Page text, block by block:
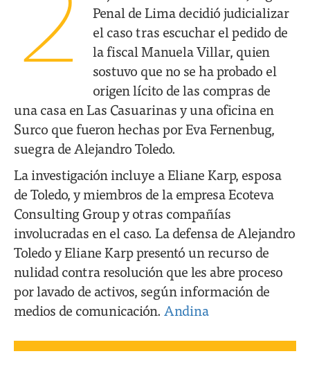
2
Penal de Lima decidió judicializar
el caso tras escuchar el pedido de
la fiscal Manuela Villar, quien
sostuvo que no se ha probado el
origen lícito de las compras de
una casa en Las Casuarinas y una oficina en
Surco que fueron hechas por Eva Fernenbug,
suegra de Alejandro Toledo.
La investigación incluye a Eliane Karp, esposa
de Toledo, y miembros de la empresa Ecoteva
Consulting Group y otras compañías
involucradas en el caso. La defensa de Alejandro
Toledo y Eliane Karp presentó un recurso de
nulidad contra resolución que les abre proceso
por lavado de activos, según información de
medios de comunicación. Andina